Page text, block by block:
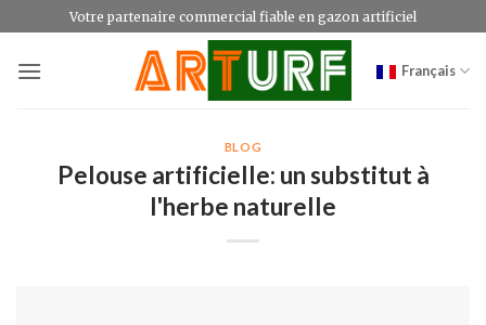
au
contenu
Votre partenaire commercial fiable en gazon artificiel
Français
BLOG
Pelouse artificielle: un substitut à
l'herbe naturelle